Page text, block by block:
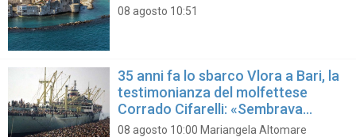
08 agosto 10:51
35 anni fa lo sbarco Vlora a Bari, la
testimonianza del molfettese
Corrado Cifarelli: «Sembrava
un'isola in movimento»
08 agosto 10:00 Mariangela Altomare